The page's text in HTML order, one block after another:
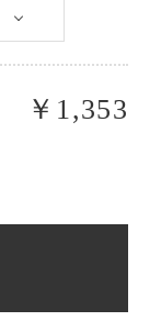
￥1,353